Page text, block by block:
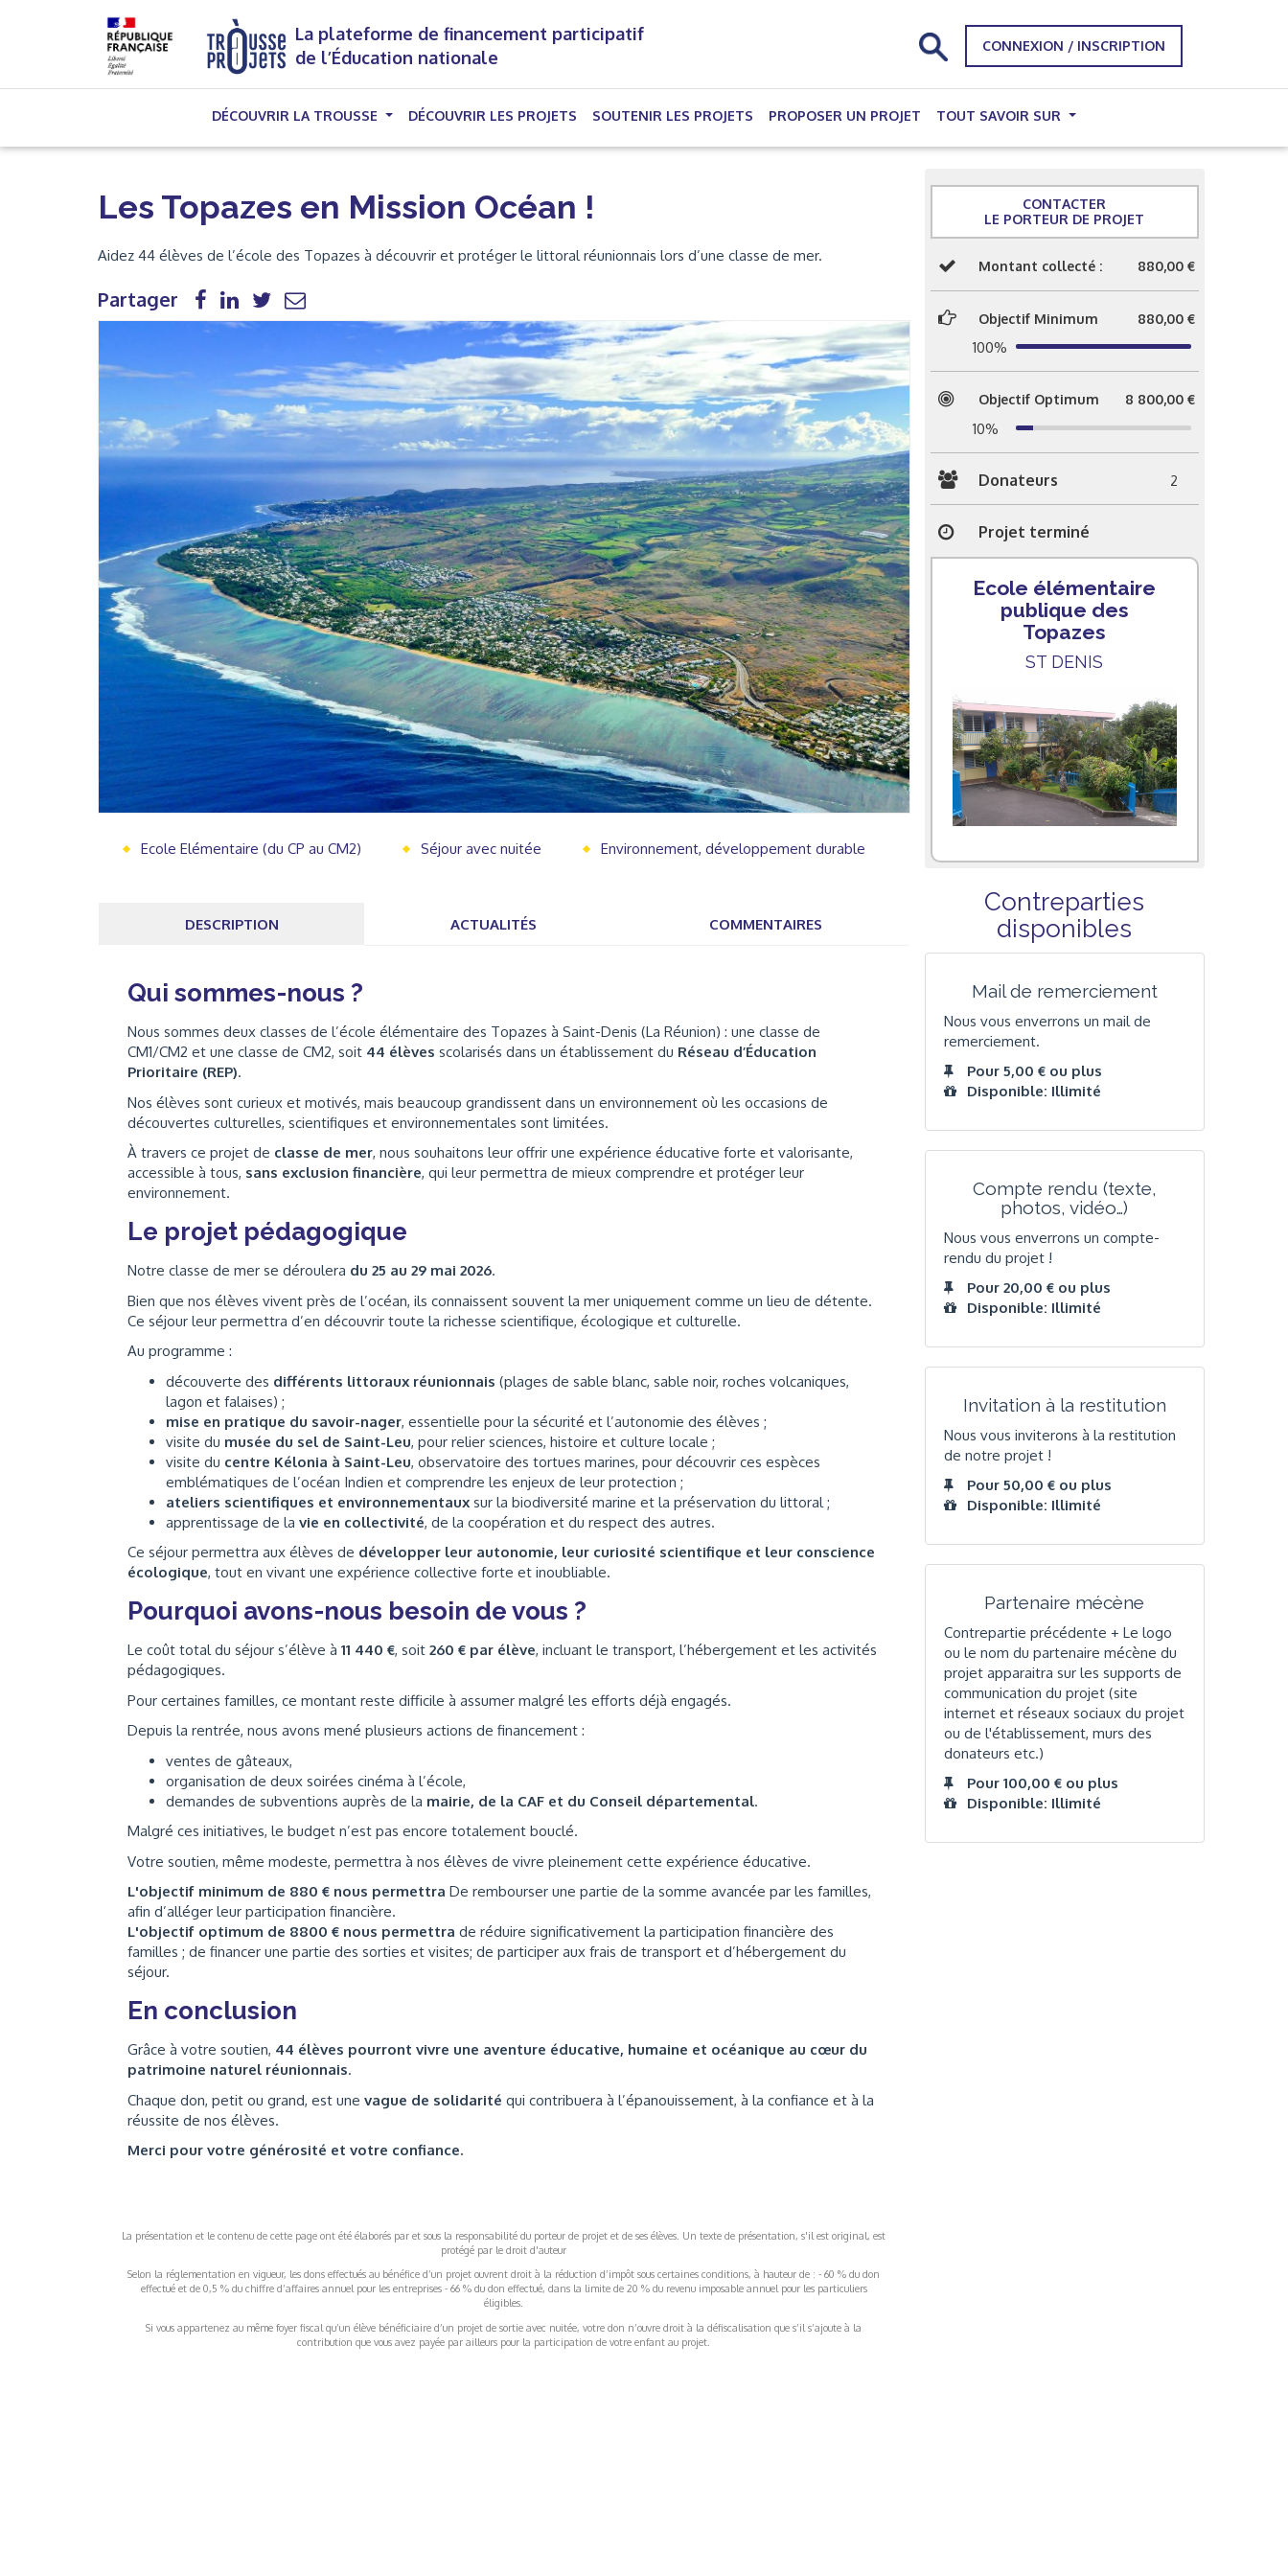
La plateforme de financement participatif
de l’Éducation nationale
CONNEXION / INSCRIPTION
DÉCOUVRIR LA TROUSSE DÉCOUVRIR LES PROJETS (CURRENT)
SOUTENIR LES PROJETS PROPOSER UN PROJET TOUT SAVOIR SUR
Les Topazes en Mission Océan !
Aidez 44 élèves de l’école des Topazes à découvrir et protéger le littoral réunionnais lors d’une classe de mer.
Partager
Ecole Elémentaire (du CP au CM2) Séjour avec nuitée Environnement, développement durable
DESCRIPTION ACTUALITÉS COMMENTAIRES
Qui sommes-nous ?
Nous sommes deux classes de l’école élémentaire des Topazes à Saint-Denis (La Réunion) : une classe de
CM1/CM2 et une classe de CM2, soit 44 élèves scolarisés dans un établissement du Réseau d’Éducation
Prioritaire (REP).
Nos élèves sont curieux et motivés, mais beaucoup grandissent dans un environnement où les occasions de
découvertes culturelles, scientifiques et environnementales sont limitées.
À travers ce projet de classe de mer, nous souhaitons leur offrir une expérience éducative forte et valorisante,
accessible à tous, sans exclusion financière, qui leur permettra de mieux comprendre et protéger leur
environnement.
Le projet pédagogique
Notre classe de mer se déroulera du 25 au 29 mai 2026.
Bien que nos élèves vivent près de l’océan, ils connaissent souvent la mer uniquement comme un lieu de détente.
Ce séjour leur permettra d’en découvrir toute la richesse scientifique, écologique et culturelle.
Au programme :
découverte des différents littoraux réunionnais (plages de sable blanc, sable noir, roches volcaniques,
lagon et falaises) ;
mise en pratique du savoir-nager, essentielle pour la sécurité et l’autonomie des élèves ;
visite du musée du sel de Saint-Leu, pour relier sciences, histoire et culture locale ;
visite du centre Kélonia à Saint-Leu, observatoire des tortues marines, pour découvrir ces espèces
emblématiques de l’océan Indien et comprendre les enjeux de leur protection ;
ateliers scientifiques et environnementaux sur la biodiversité marine et la préservation du littoral ;
apprentissage de la vie en collectivité, de la coopération et du respect des autres.
Ce séjour permettra aux élèves de développer leur autonomie, leur curiosité scientifique et leur conscience
écologique, tout en vivant une expérience collective forte et inoubliable.
Pourquoi avons-nous besoin de vous ?
Le coût total du séjour s’élève à 11 440 €, soit 260 € par élève, incluant le transport, l’hébergement et les activités
pédagogiques.
Pour certaines familles, ce montant reste difficile à assumer malgré les efforts déjà engagés.
Depuis la rentrée, nous avons mené plusieurs actions de financement :
ventes de gâteaux,
organisation de deux soirées cinéma à l’école,
demandes de subventions auprès de la mairie, de la CAF et du Conseil départemental.
Malgré ces initiatives, le budget n’est pas encore totalement bouclé.
Votre soutien, même modeste, permettra à nos élèves de vivre pleinement cette expérience éducative.
L'objectif minimum de 880 € nous permettra De rembourser une partie de la somme avancée par les familles,
afin d’alléger leur participation financière.
L'objectif optimum de 8800 € nous permettra de réduire significativement la participation financière des
familles ; de financer une partie des sorties et visites; de participer aux frais de transport et d’hébergement du
séjour.
En conclusion
Grâce à votre soutien, 44 élèves pourront vivre une aventure éducative, humaine et océanique au cœur du
patrimoine naturel réunionnais.
Chaque don, petit ou grand, est une vague de solidarité qui contribuera à l’épanouissement, à la confiance et à la
réussite de nos élèves.
Merci pour votre générosité et votre confiance.
La présentation et le contenu de cette page ont été élaborés par et sous la responsabilité du porteur de projet et de ses élèves. Un texte de présentation, s'il est original, est
protégé par le droit d'auteur
Selon la réglementation en vigueur, les dons effectués au bénéfice d’un projet ouvrent droit à la réduction d’impôt sous certaines conditions, à hauteur de : - 60 % du don
effectué et de 0,5 % du chiffre d’affaires annuel pour les entreprises - 66 % du don effectué, dans la limite de 20 % du revenu imposable annuel pour les particuliers
éligibles.
Si vous appartenez au même foyer fiscal qu’un élève bénéficiaire d’un projet de sortie avec nuitée, votre don n’ouvre droit à la défiscalisation que s’il s’ajoute à la
contribution que vous avez payée par ailleurs pour la participation de votre enfant au projet.
CONTACTER
LE PORTEUR DE PROJET
Montant collecté : 880,00 €
Objectif Minimum 880,00 €
100%
Objectif Optimum 8 800,00 €
10%
Donateurs 2
Projet terminé
Ecole élémentaire
publique des
Topazes
ST DENIS
Contreparties
disponibles
Mail de remerciement
Nous vous enverrons un mail de
remerciement.
Pour 5,00 € ou plus
Disponible: Illimité
Compte rendu (texte,
photos, vidéo…)
Nous vous enverrons un compte-
rendu du projet !
Pour 20,00 € ou plus
Disponible: Illimité
Invitation à la restitution
Nous vous inviterons à la restitution
de notre projet !
Pour 50,00 € ou plus
Disponible: Illimité
Partenaire mécène
Contrepartie précédente + Le logo
ou le nom du partenaire mécène du
projet apparaitra sur les supports de
communication du projet (site
internet et réseaux sociaux du projet
ou de l'établissement, murs des
donateurs etc.)
Pour 100,00 € ou plus
Disponible: Illimité